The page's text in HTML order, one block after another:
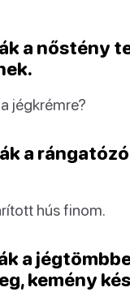
a nőstény
jégkrémre?
a
hús finom.
a
kemény